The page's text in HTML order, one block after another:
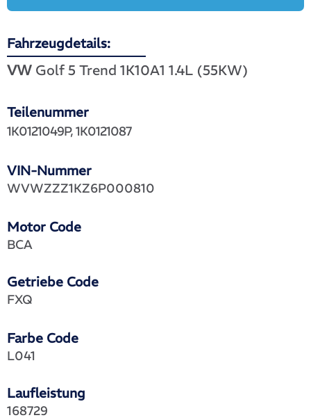
Fahrzeugdetails:
VW Golf 5 Trend 1K10A1 1.4L (55KW)
Teilenummer
VIN-Nummer
1K0121049P, 1K0121087
WVWZZZ1KZ6P000810
Motor Code
Getriebe Code
BCA
FXQ
Farbe Code
Laufleistung
L041
168729